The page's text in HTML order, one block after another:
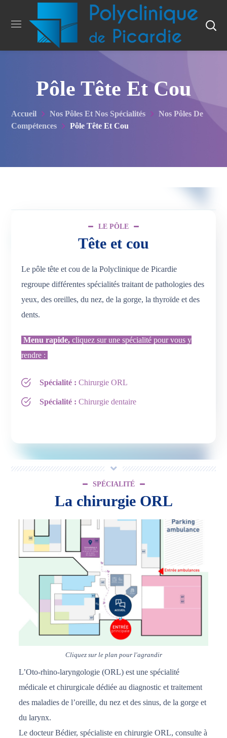
Pôle Tête Et Cou
Accueil Nos Pôles Et Nos Spécialités
Nos Pôles De
Compétences
Pôle Tête Et Cou
LE PÔLE
Tête et cou
Le pôle tête et cou de la Polyclinique de Picardie
regroupe différentes spécialités traitant de pathologies des
yeux, des oreilles, du nez, de la gorge, la thyroïde et des
dents.
Menu rapide,cliquez sur une spécialité pour vous y
rendre :
Spécialité : Chirurgie ORL
Spécialité : Chirurgie dentaire
SPÉCIALITÉ
La chirurgie ORL
Cliquez sur le plan pour l'agrandir
L’Oto-rhino-laryngologie (ORL) est une spécialité
médicale et chirurgicale dédiée au diagnostic et traitement
des maladies de l’oreille, du nez et des sinus, de la gorge et
du larynx.
Le docteur Bédier, spécialiste en chirurgie ORL, consulte à